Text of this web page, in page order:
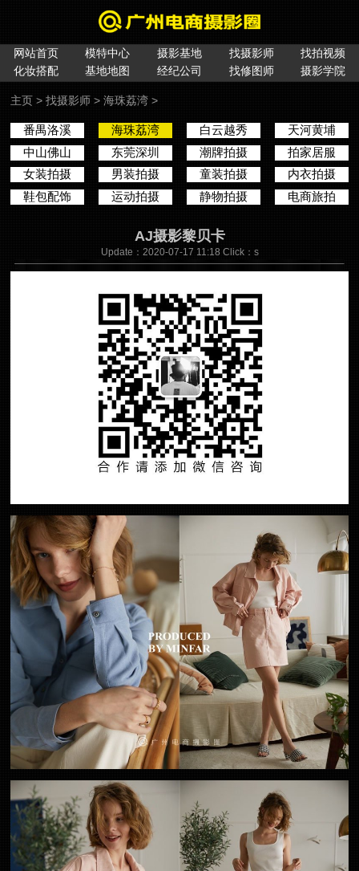
网站首页 模特中心 摄影基地 找摄影师
找拍视频
化妆搭配
基地地图 经纪公司 找修图师 摄影学院
主页 >找摄影师 >海珠荔湾 >
番禺洛溪 海珠荔湾 白云越秀
天河黄埔
中山佛山
东莞深圳 潮牌拍摄
拍家居服
女装拍摄
男装拍摄 童装拍摄
内衣拍摄
鞋包配饰
运动拍摄 静物拍摄 电商旅拍
AJ摄影黎贝卡
Update：2020-07-17 11:18 Click： s